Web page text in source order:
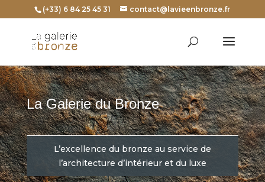
(+33) 6 84 25 45 31 contact@lavieenbronze.fr
La Galerie du Bronze
L’excellence du bronze au service de
l’architecture d’intérieur et du luxe